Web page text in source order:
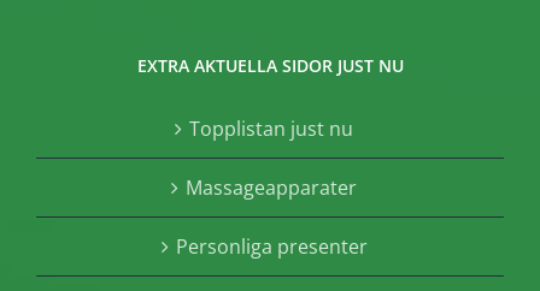
EXTRA AKTUELLA SIDOR JUST NU
Topplistan just nu
Massageapparater
Personliga presenter